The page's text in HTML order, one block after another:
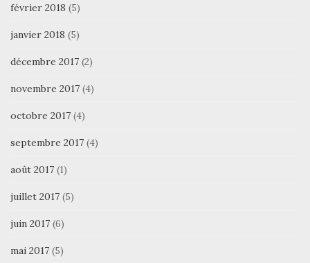
février 2018 (5)
janvier 2018 (5)
décembre 2017 (2)
novembre 2017 (4)
octobre 2017 (4)
septembre 2017 (4)
août 2017 (1)
juillet 2017 (5)
juin 2017 (6)
mai 2017 (5)